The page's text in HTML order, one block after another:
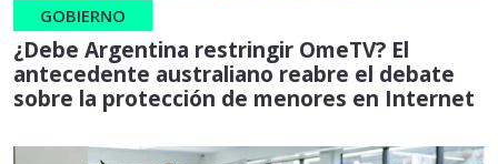
GOBIERNO
¿Debe Argentina restringir OmeTV? El
antecedente australiano reabre el debate
sobre la protección de menores en Internet